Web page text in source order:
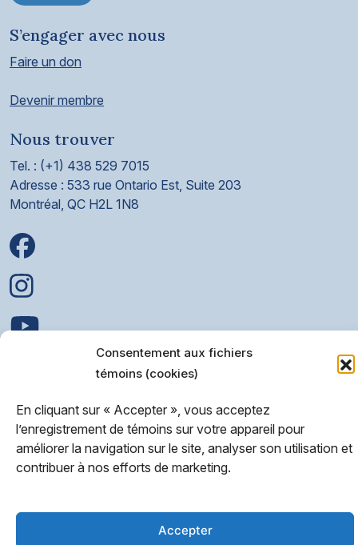
Consentement aux fichiers
témoins (cookies)
En cliquant sur « Accepter », vous acceptez
l’enregistrement de témoins sur votre appareil pour
améliorer la navigation sur le site, analyser son utilisation et
contribuer à nos efforts de marketing.
Accepter
S’engager avec nous
Faire un don
Devenir membre
Nous trouver
Tel. : (+1) 438 529 7015
Adresse : 533 rue Ontario Est, Suite 203
Montréal, QC H2L 1N8
© 2025 • Association Vivre 100 Fibromes
Politique de confidentialité